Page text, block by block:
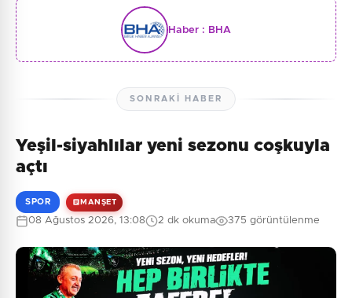
Haber : BHA
SONRAKI HABER
Yeşil-siyahlılar yeni sezonu coşkuyla
açtı
SPOR MANŞET
08 Ağustos 2026, 13:08 2 dk okuma 375 görüntülenme